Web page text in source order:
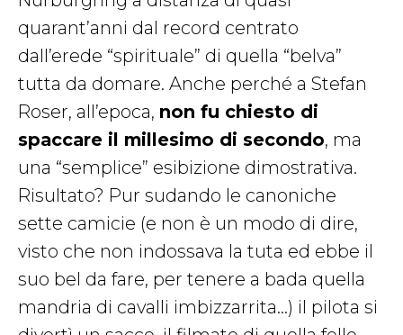
quarant’anni dal record centrato
dall’erede “spirituale” di quella “belva”
tutta da domare. Anche perché a Stefan
Roser, all’epoca, non fu chiesto di
spaccare il millesimo di secondo, ma
una “semplice” esibizione dimostrativa.
Risultato? Pur sudando le canoniche
sette camicie (e non è un modo di dire,
visto che non indossava la tuta ed ebbe il
suo bel da fare, per tenere a bada quella
mandria di cavalli imbizzarrita…) il pilota si